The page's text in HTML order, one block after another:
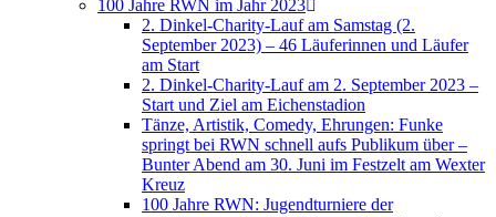
100 Jahre RWN im Jahr 2023
2. Dinkel-Charity-Lauf am Samstag (2.
September 2023) – 46 Läuferinnen und Läufer
am Start
2. Dinkel-Charity-Lauf am 2. September 2023 –
Start und Ziel am Eichenstadion
Tänze, Artistik, Comedy, Ehrungen: Funke
springt bei RWN schnell aufs Publikum über –
Bunter Abend am 30. Juni im Festzelt am Wexter
Kreuz
100 Jahre RWN: Jugendturniere der